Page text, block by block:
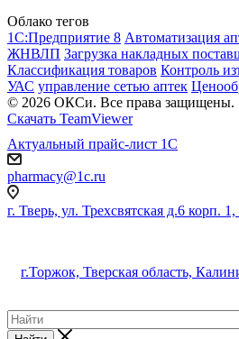
Облако тегов
1С:Предприятие 8 Автоматизация
ЖНВЛП Загрузка накладных
Классификация товаров Контроль
УАС управление сетью аптек
© 2026 ОКСи. Все права защищены.
Скачать TeamViewer
Актуальный прайс-лист 1С
pharmacy@1c.ru
г. Тверь, ул. Трехсвятская д.6 корп.
г.Торжок, Тверская область,